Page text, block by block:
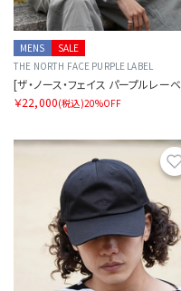
SALE
MENS
THE NORTH FACE PURPLE LABEL
￥22,000(税込)20%OFF